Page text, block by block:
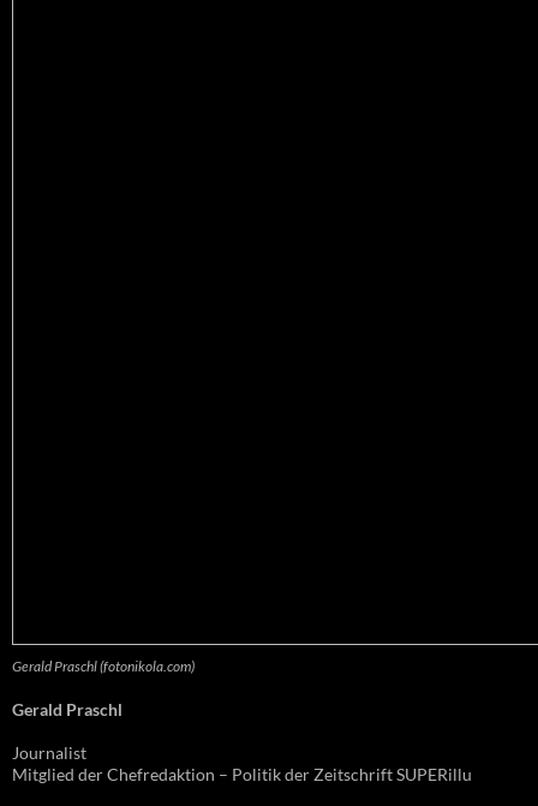
Gerald Praschl (fotonikola.com)
Gerald Praschl
Journalist
Mitglied der Chefredaktion – Politik der Zeitschrift SUPERillu